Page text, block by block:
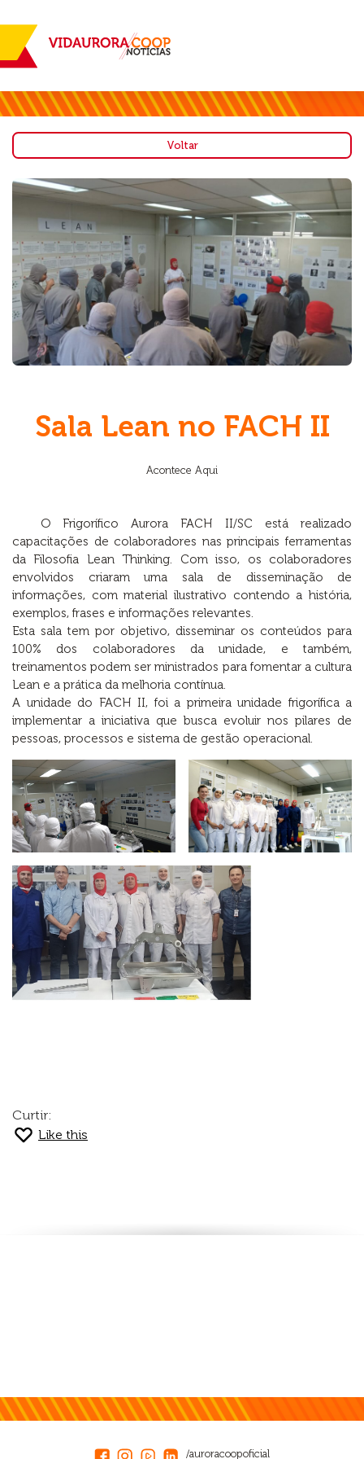
Voltar
Sala Lean no FACH II
Acontece Aqui
O Frigorífico Aurora FACH II/SC está realizado
capacitações de colaboradores nas principais ferramentas
da Filosofia Lean Thinking. Com isso, os colaboradores
envolvidos criaram uma sala de disseminação de
informações, com material ilustrativo contendo a história,
exemplos, frases e informações relevantes.
Esta sala tem por objetivo, disseminar os conteúdos para
100% dos colaboradores da unidade, e também,
treinamentos podem ser ministrados para fomentar a cultura
Lean e a prática da melhoria contínua.
A unidade do FACH II, foi a primeira unidade frigorífica a
implementar a iniciativa que busca evoluir nos pilares de
pessoas, processos e sistema de gestão operacional.
Curtir:
Like this
/auroracoopoficial